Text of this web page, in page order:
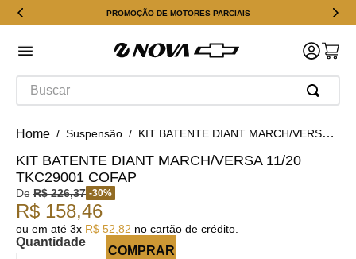
PROMOÇÃO DE MOTORES PARCIAIS
Buscar
Suspensão KIT BATENTE DIANT MARCH/VERSA 11/20 TKC29001 COFAP
KIT BATENTE DIANT MARCH/VERSA 11/20
TKC29001 COFAP
De R$ 226,37 -30%
R$ 158,46
ou em até 3x R$ 52 82 no cartão de crédito.
Quantidade
COMPRAR